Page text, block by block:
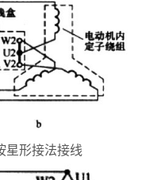
形接法接线